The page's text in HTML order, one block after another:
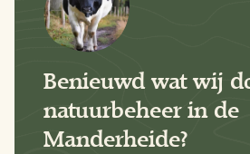
Benieuwd wat wij
natuurbeheer in de
Manderheide?